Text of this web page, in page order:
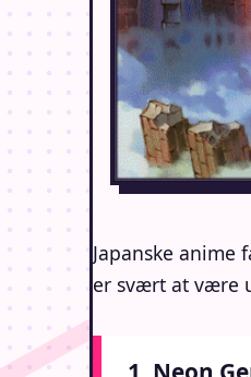
Japanske
er svært at være